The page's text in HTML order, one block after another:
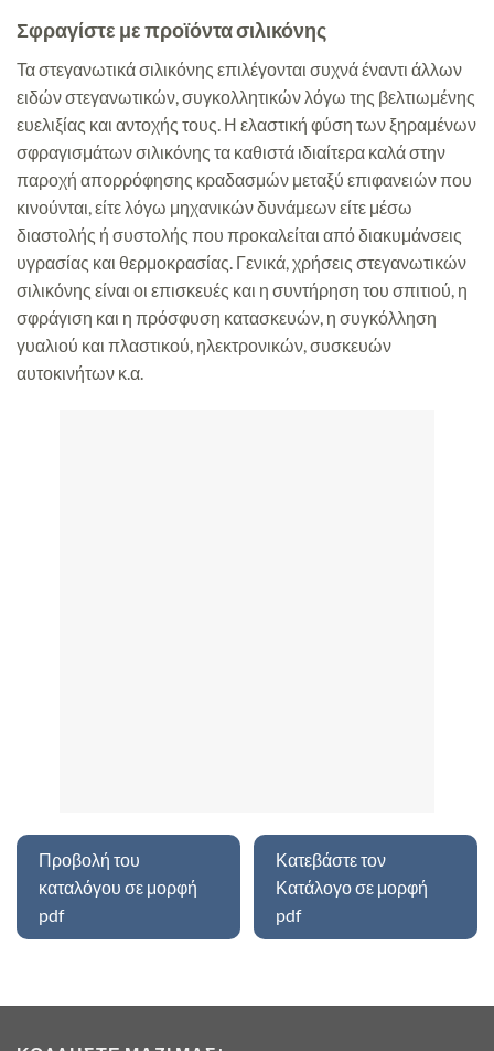
Σφραγίστε με προϊόντα σιλικόνης
Τα στεγανωτικά σιλικόνης επιλέγονται συχνά έναντι άλλων
ειδών στεγανωτικών, συγκολλητικών λόγω της βελτιωμένης
ευελιξίας και αντοχής τους. Η ελαστική φύση των ξηραμένων
σφραγισμάτων σιλικόνης τα καθιστά ιδιαίτερα καλά στην
παροχή απορρόφησης κραδασμών μεταξύ επιφανειών που
κινούνται, είτε λόγω μηχανικών δυνάμεων είτε μέσω
διαστολής ή συστολής που προκαλείται από διακυμάνσεις
υγρασίας και θερμοκρασίας. Γενικά, χρήσεις στεγανωτικών
σιλικόνης είναι οι επισκευές και η συντήρηση του σπιτιού, η
σφράγιση και η πρόσφυση κατασκευών, η συγκόλληση
γυαλιού και πλαστικού, ηλεκτρονικών, συσκευών
αυτοκινήτων κ.α.
Πολιτική Απορρήτου
Όροι Χρήσης